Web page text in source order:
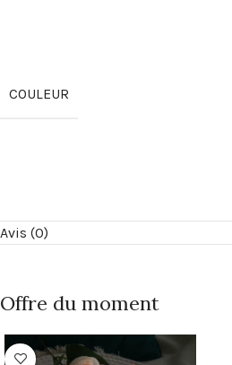
COULEUR
Avis (0)
Offre du moment